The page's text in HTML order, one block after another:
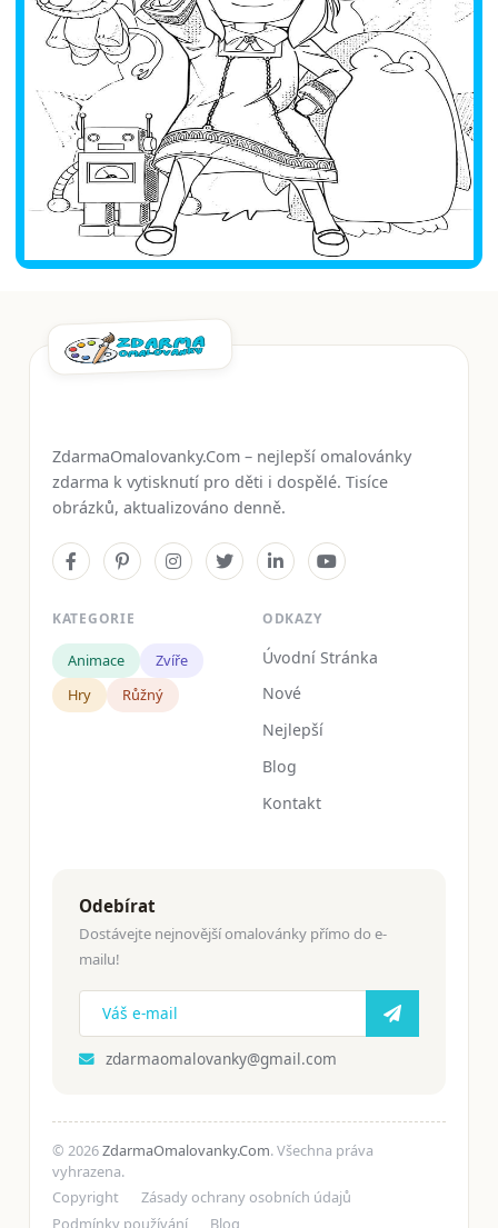
ZdarmaOmalovanky.Com – nejlepší omalovánky
zdarma k vytisknutí pro děti i dospělé. Tisíce
obrázků, aktualizováno denně.
KATEGORIE
Animace
Zvíře
Hry
Růžný
ODKAZY
Úvodní Stránka
Nové
Nejlepší
Blog
Kontakt
Odebírat
Dostávejte nejnovější omalovánky přímo do e-
mailu!
zdarmaomalovanky@gmail.com
© 2026ZdarmaOmalovanky.Com. Všechna práva
vyhrazena.
Copyright
Zásady ochrany osobních údajů
Podmínky používání
Blog